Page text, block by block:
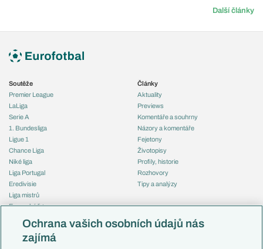
Další články
Soutěže
Premier League
LaLiga
Serie A
1. Bundesliga
Ligue 1
Chance Liga
Niké liga
Liga Portugal
Eredivisie
Liga mistrů
Evropská liga
Mistrovství světa
Liga národů
Články
Aktuality
Previews
Komentáře a souhrny
Názory a komentáře
Fejetony
Životopisy
Profily, historie
Rozhovory
Tipy a analýzy
Česko
Ochrana vašich osobních údajů nás
zajímá